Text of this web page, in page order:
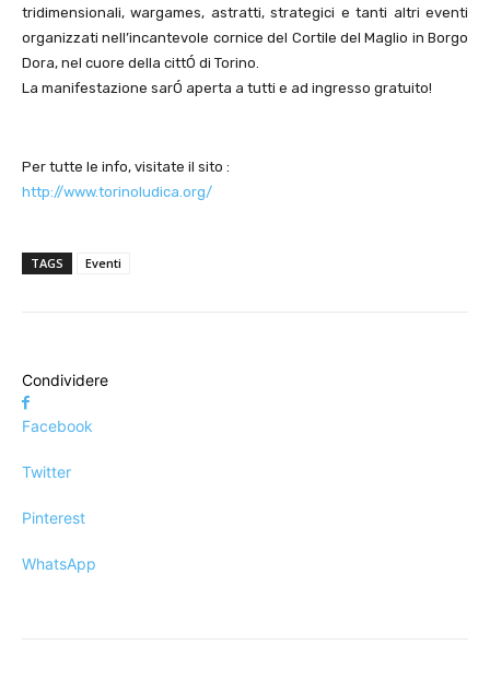
tridimensionali, wargames, astratti, strategici e tanti altri eventi
organizzati nell’incantevole cornice del Cortile del Maglio in Borgo
Dora, nel cuore della cittÓ di Torino.
La manifestazione sarÓ aperta a tutti e ad ingresso gratuito!
Per tutte le info, visitate il sito :
http://www.torinoludica.org/
TAGS Eventi
Condividere
Facebook
Twitter
Pinterest
WhatsApp